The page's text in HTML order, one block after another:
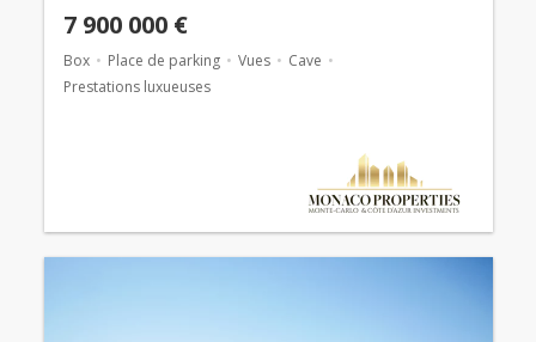
7 900 000 €
Box Place de parking Vues
Cave
Prestations luxueuses